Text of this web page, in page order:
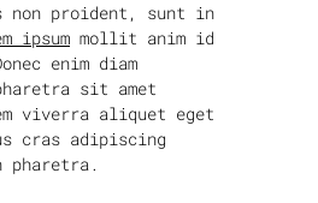
non proident, sunt in
ipsum mollit anim id
enim diam
sit amet
viverra aliquet eget
cras adipiscing
pharetra.